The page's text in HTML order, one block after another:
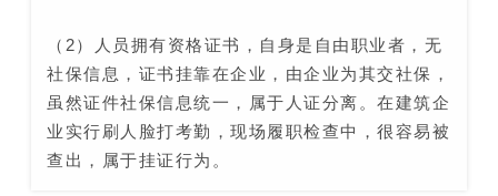
（2）人员拥有资格证书，自身是自由职业者，无
社保信息，证书挂靠在企业，由企业为其交社保，
虽然证件社保信息统一，属于人证分离。在建筑企
业实行刷人脸打考勤，现场履职检查中，很容易被
查出，属于挂证行为。